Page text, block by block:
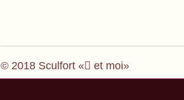
© 2018 Sculfort « et moi»